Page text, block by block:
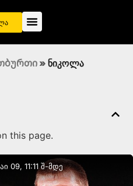
» ნიკოლა
this page.
09, 11:11 შ-მდე